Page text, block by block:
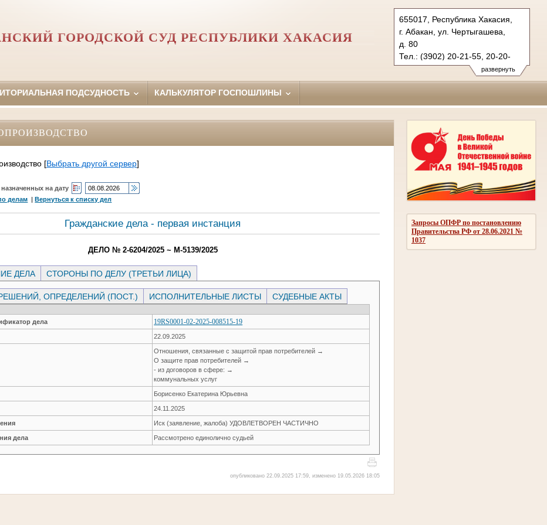
развернуть
655017, Республика Хакасия,
г. Абакан, ул. Чертыгашева,
д. 80
Тел.: (3902) 20-21-55, 20-20-
07 (ф.)
abakansky.hak@sudrf.ru
ГОРОДСКОЙ СУД РЕСПУБЛИКИ ХАКАСИЯ
ПОДСУДНОСТЬ КАЛЬКУЛЯТОР ГОСПОШЛИНЫ
Запросы ОПФР по постановлению
Правительства РФ от 28.06.2021 №
1037
[Выбрать другой сервер]
на дату
делам |Вернуться к списку дел
Гражданские дела - первая инстанция
ДЕЛО № 2-6204/2025 ~ М-5139/2025
ДЕЛА СТОРОНЫ ПО ДЕЛУ (ТРЕТЬИ ЛИЦА)
ОПРЕДЕЛЕНИЙ (ПОСТ.) ИСПОЛНИТЕЛЬНЫЕ ЛИСТЫ СУДЕБНЫЕ АКТЫ
дела
19RS0001-02-2025-008515-19
22.09.2025
Отношения, связанные с защитой прав потребителей →
О защите прав потребителей →
- из договоров в сфере: →
коммунальных услуг
Борисенко Екатерина Юрьевна
24.11.2025
Иск (заявление, жалоба) УДОВЛЕТВОРЕН ЧАСТИЧНО
дела Рассмотрено единолично судьей
опубликовано 22.09.2025 17:59, изменено 19.05.2026 18:05